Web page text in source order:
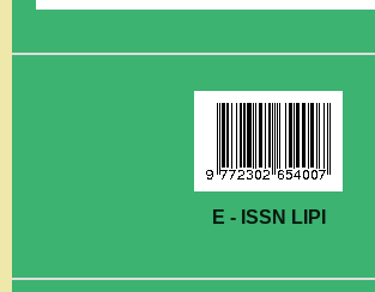
E - ISSN LIPI